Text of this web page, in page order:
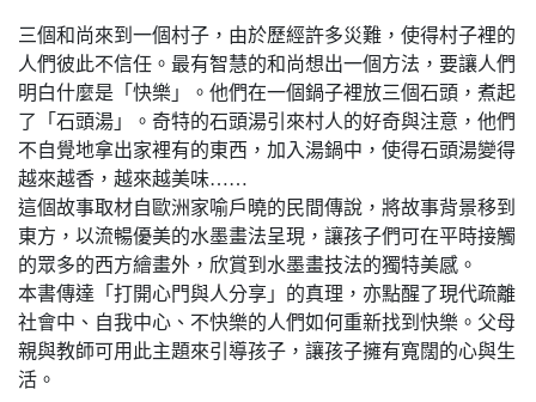
三個和尚來到一個村子，由於歷經許多災難，使得村子裡的
人們彼此不信任。最有智慧的和尚想出一個方法，要讓人們
明白什麼是「快樂」。他們在一個鍋子裡放三個石頭，煮起
了「石頭湯」。奇特的石頭湯引來村人的好奇與注意，他們
不自覺地拿出家裡有的東西，加入湯鍋中，使得石頭湯變得
越來越香，越來越美味……
這個故事取材自歐洲家喻戶曉的民間傳說，將故事背景移到
東方，以流暢優美的水墨畫法呈現，讓孩子們可在平時接觸
的眾多的西方繪畫外，欣賞到水墨畫技法的獨特美感。
本書傳達「打開心門與人分享」的真理，亦點醒了現代疏離
社會中、自我中心、不快樂的人們如何重新找到快樂。父母
親與教師可用此主題來引導孩子，讓孩子擁有寬闊的心與生
活。